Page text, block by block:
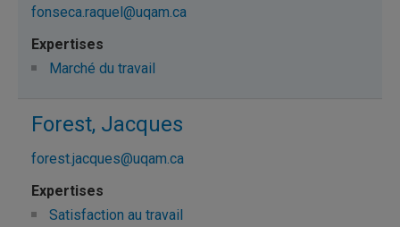
fonseca.raquel@uqam.ca
Marché du travail
Forest, Jacques
forest.jacques@uqam.ca
Satisfaction au travail